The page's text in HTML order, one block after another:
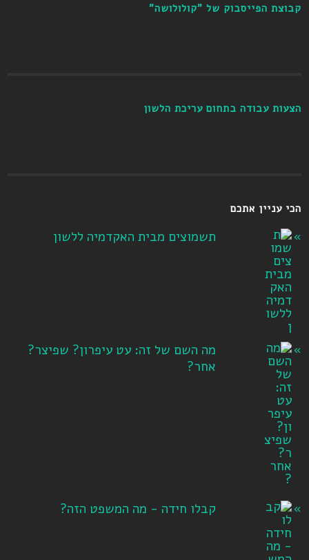
קבוצת הפייסבוק של "קולולושה"
הצעות עבודה בתחום עריכת הלשון
הכי עניין אתכם
תשמוצים מבית האקדמיה ללשון
מה השם של זה: עט עיפרון? שפיצר?
אחר?
קבלו חידה - מה המשפט הזה?